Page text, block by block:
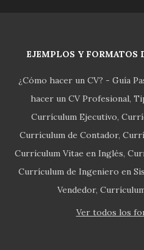
EJEMPLOS Y FORMATOS
¿Cómo hacer un CV? - Guía
hacer un CV Profesional
Currículum Ejecutivo
Currículum de Contador
Currículum Vitae en Inglés
Currículum de Ingeniero en
Vendedor
Ver todos los